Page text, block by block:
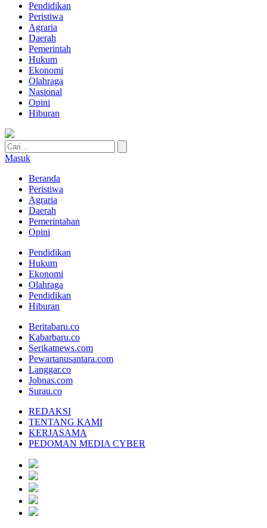
Pendidikan
Peristiwa
Agraria
Daerah
Pemerintah
Hukum
Ekonomi
Olahraga
Nasional
Opini
Hiburan
Masuk
Beranda
Peristiwa
Agraria
Daerah
Pemerintahan
Opini
Pendidikan
Hukum
Ekonomi
Olahraga
Pendidikan
Hiburan
Beritabaru.co
Kabarbaru.co
Serikatnews.com
Pewartanusantara.com
Langgar.co
Jobnas.com
Surau.co
REDAKSI
TENTANG KAMI
KERJASAMA
PEDOMAN MEDIA CYBER